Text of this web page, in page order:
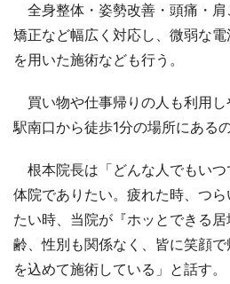
全身整体・姿勢改善・頭痛・
矯正など幅広く対応し、微弱な
を用いた施術なども行う。
買い物や仕事帰りの人も利用し
駅南口から徒歩1分の場所にあるの
根本院長は「どんな人でもい
体院でありたい。疲れた時、つ
たい時、当院が『ホッとできる
齢、性別も関係なく、皆に笑顔
を込めて施術している」と話す。